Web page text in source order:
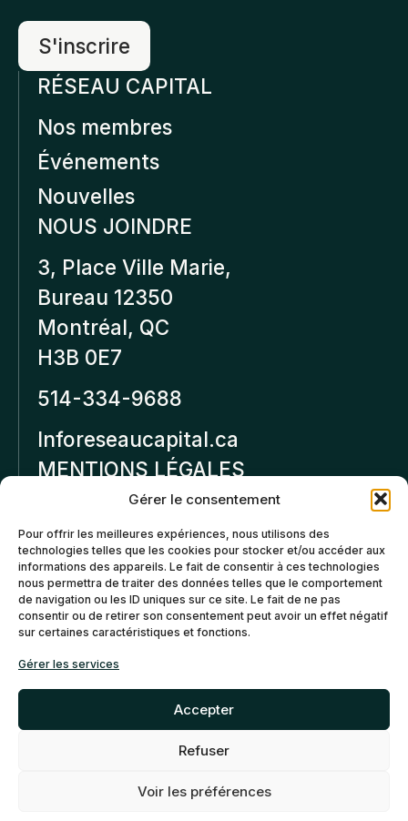
Gérer le consentement
Pour offrir les meilleures expériences, nous utilisons des
technologies telles que les cookies pour stocker et/ou accéder aux
informations des appareils. Le fait de consentir à ces technologies
nous permettra de traiter des données telles que le comportement
de navigation ou les ID uniques sur ce site. Le fait de ne pas
consentir ou de retirer son consentement peut avoir un effet négatif
sur certaines caractéristiques et fonctions.
Gérer les services
Accepter
Refuser
Voir les préférences
RÉSEAU CAPITAL
Nos membres
Événements
Nouvelles
NOUS JOINDRE
3, Place Ville Marie,
Bureau 12350
Montréal, QC
H3B 0E7
514-334-9688
Inforeseaucapital.ca
MENTIONS LÉGALES
Politique de
confidentialité
Politiques d’annulation et
de remboursement
Politique de cookies (CA)
©2026 Réseau Capital. Tous
droits reservés -
My Little
- Agence web